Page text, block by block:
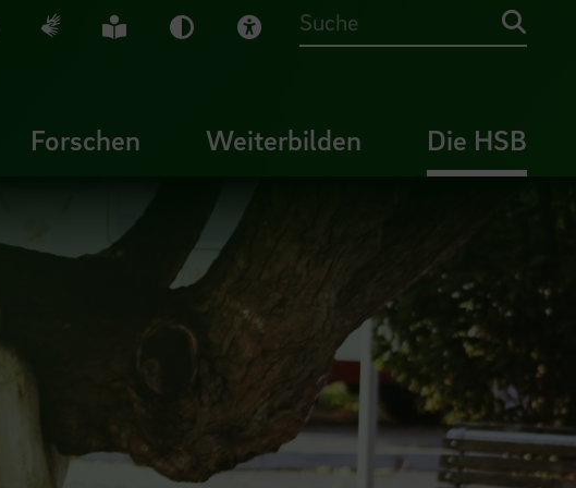
Deutsche Gebärdensprache
Leichte Sprache
Dunkel-Modus
Visuelle Hilfe
Suche
Forschen Weiterbilden Die HSB